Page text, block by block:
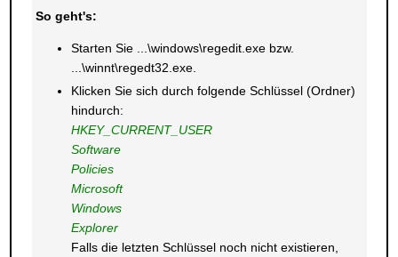
So geht's:
Starten Sie ...\windows\regedit.exe bzw.
...\winnt\regedt32.exe.
Klicken Sie sich durch folgende Schlüssel (Ordner)
hindurch:
HKEY_CURRENT_USER
Software
Policies
Microsoft
Windows
Explorer
Falls die letzten Schlüssel noch nicht existieren,